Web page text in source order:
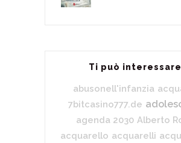
Ti può interessare
abusonell'infanzia
7bitcasino777.de
agenda 2030 Alberto
acquarello acquarelli